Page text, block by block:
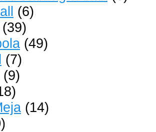
(6)
(39)
(49)
(7)
(9)
(14)